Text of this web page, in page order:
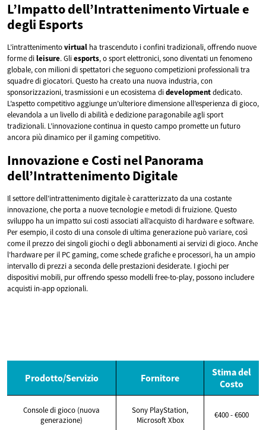
L’Impatto dell’Intrattenimento Virtuale e
degli Esports
L’intrattenimentovirtual ha trascenduto i confini tradizionali, offrendo nuove
forme dileisure. Gliesports, o sport elettronici, sono diventati un fenomeno
globale, con milioni di spettatori che seguono competizioni professionali tra
squadre di giocatori. Questo ha creato una nuova industria, con
sponsorizzazioni, trasmissioni e un ecosistema didevelopmentdedicato.
L’aspetto competitivo aggiunge un’ulteriore dimensione all’esperienza di gioco,
elevandola a un livello di abilità e dedizione paragonabile agli sport
tradizionali. L’innovazione continua in questo campo promette un futuro
ancora più dinamico per il gaming competitivo.
Innovazione e Costi nel Panorama
dell’Intrattenimento Digitale
Il settore dell’intrattenimento digitale è caratterizzato da una costante
innovazione, che porta a nuove tecnologie e metodi di fruizione. Questo
sviluppo ha un impatto sui costi associati all’acquisto di hardware e software.
Per esempio, il costo di una console di ultima generazione può variare, così
come il prezzo dei singoli giochi o degli abbonamenti ai servizi di gioco. Anche
l’hardware per il PC gaming, come schede grafiche e processori, ha un ampio
intervallo di prezzi a seconda delle prestazioni desiderate. I giochi per
dispositivi mobili, pur offrendo spesso modelli free-to-play, possono includere
acquisti in-app opzionali.
Prodotto/Servizio Fornitore
Stima del
Costo
Console di gioco (nuova
generazione)
Sony PlayStation,
Microsoft Xbox
€400 - €600